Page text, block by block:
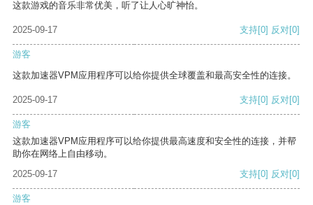
这款游戏的音乐非常优美，听了让人心旷神怡。
2025-09-17 支持[0] 反对[0]
游客
这款加速器VPM应用程序可以给你提供全球覆盖和最高安全性的连接。
2025-09-17 支持[0] 反对[0]
游客
这款加速器VPM应用程序可以给你提供最高速度和安全性的连接，并帮
助你在网络上自由移动。
2025-09-17
支持[0] 反对[0]
游客